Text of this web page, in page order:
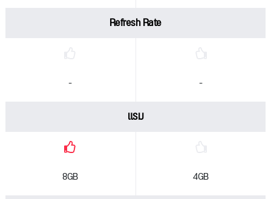
Refresh Rate
- -
แรม
8GB 4GB